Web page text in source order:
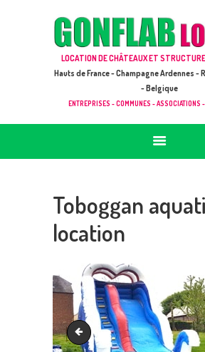
LOCATION DE CHÂTEAUX ET
Hauts de France - Champagne Ardennes -
- Belgique
ENTREPRISES - COMMUNES - ASSOCIATIONS
GONFLAB
ACCUEIL
JEUX À LOUER &
CATALOGUE / TARIF
DEMANDE DE DEVIS (SOUS
Toboggan
location
The big slide - location